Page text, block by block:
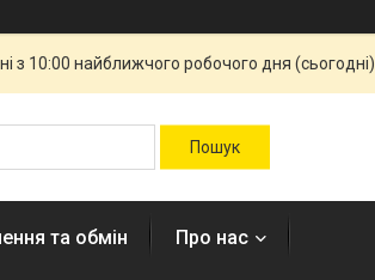
з 10:00 найближчого робочого дня (сьогодні).
та обмін Про нас